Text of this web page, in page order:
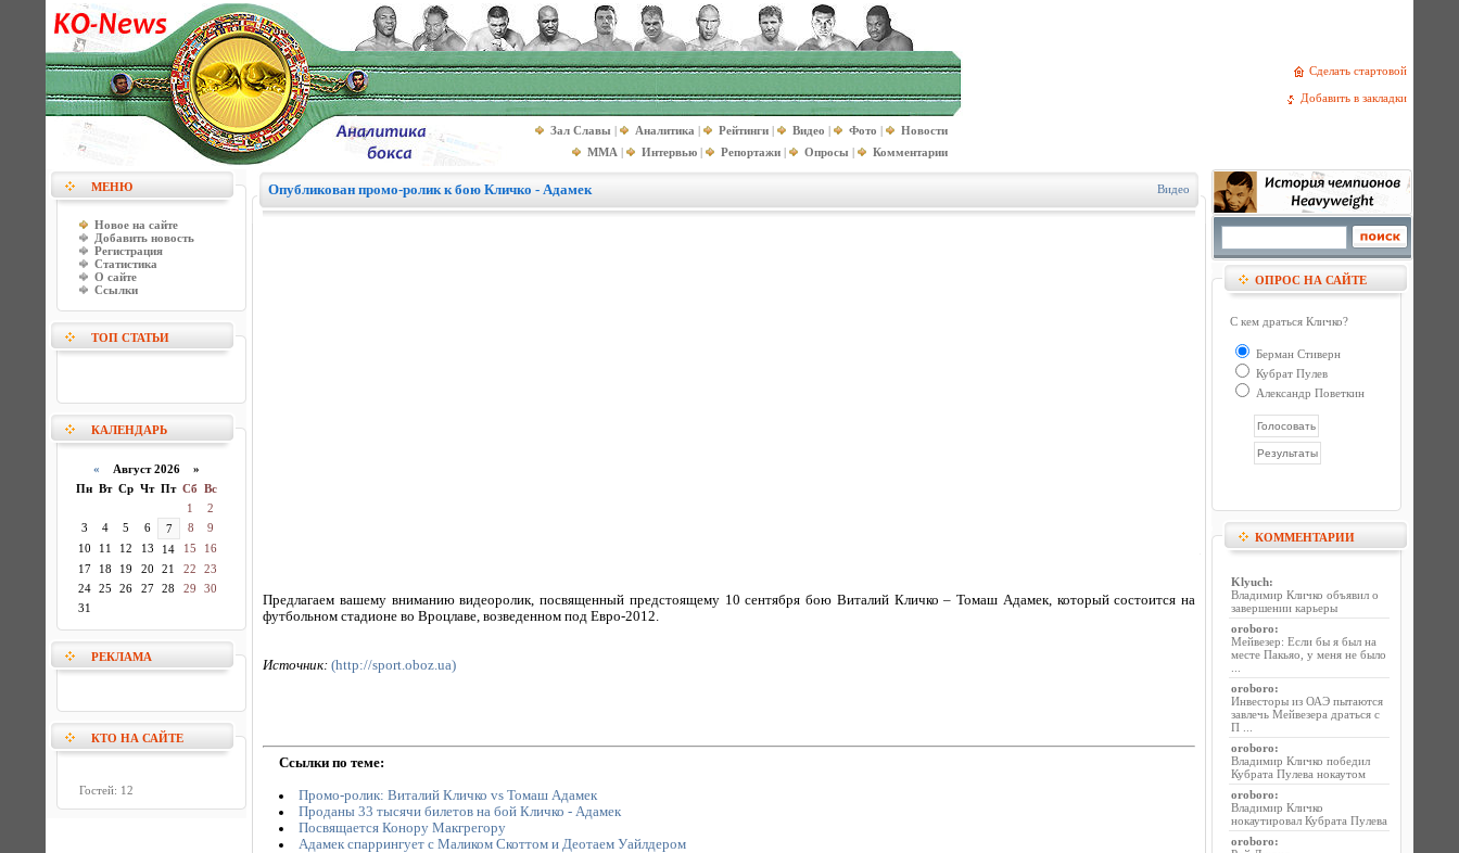
Сделать стартовой
Добавить в закладки
Зал Славы | Аналитика | Рейтинги | Видео | Фото |
Новости
MMA | Интервью | Репортажи | Опросы | Комментарии
МЕНЮ
Новое на сайте
Добавить новость
Регистрация
Статистика
О сайте
Ссылки
ТОП СТАТЬИ
КАЛЕНДАРЬ
« Август 2026 »
Пн Вт Ср Чт Пт Сб Вс
1
2
3
4 5 6 7 8
9
10
11 12 13 14 15
16
17
18 19 20 21 22
23
24
25 26 27 28 29
30
31
РЕКЛАМА
КТО НА САЙТЕ
Гостей: 12
Опубликован промо-ролик к бою Кличко - Адамек Видео
Предлагаем вашему вниманию видеоролик, посвященный предстоящему 10 сентября бою Виталий Кличко – Томаш Адамек, который состоится на
футбольном стадионе во Вроцлаве, возведенном под Евро-2012.
Источник: (http://sport.oboz.ua)
Ссылки по теме:
Промо-ролик: Виталий Кличко vs Томаш Адамек
Проданы 33 тысячи билетов на бой Кличко - Адамек
Посвящается Конору Макгрегору
Адамек спаррингует с Маликом Скоттом и Деотаем Уайлдером
ОПРОС НА САЙТЕ
С кем драться Кличко?
Берман Стиверн
Кубрат Пулев
Александр Поветкин
КОММЕНТАРИИ
Klyuch:
Владимир Кличко объявил о
завершении карьеры
oroboro:
Мейвезер: Если бы я был на
месте Пакьяо, у меня не было
oroboro:
Инвесторы из ОАЭ пытаются
завлечь Мейвезера драться с
П ...
oroboro:
Владимир Кличко победил
Кубрата Пулева нокаутом
oroboro:
Владимир Кличко
нокаутировал Кубрата Пулева
oroboro: